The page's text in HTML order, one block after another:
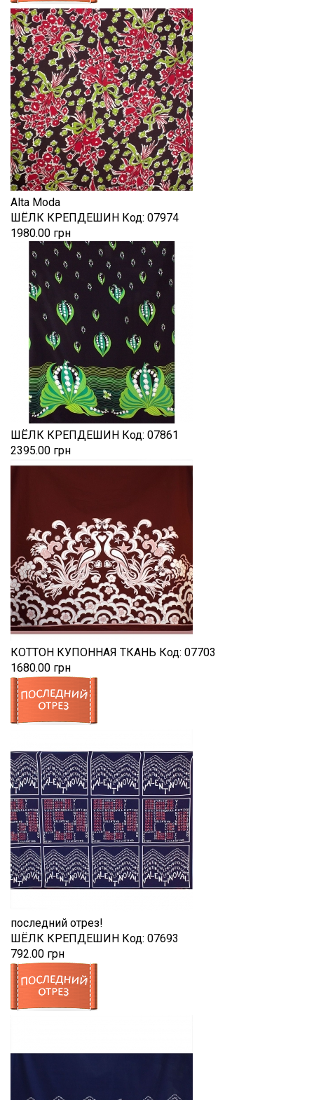
Alta Moda
ШЁЛК КРЕПДЕШИН Код: 07974
1980.00 грн
ШЁЛК КРЕПДЕШИН Код: 07861
2395.00 грн
КОТТОН КУПОННАЯ ТКАНЬ Код: 07703
1680.00 грн
последний отрез!
ШЁЛК КРЕПДЕШИН Код: 07693
792.00 грн